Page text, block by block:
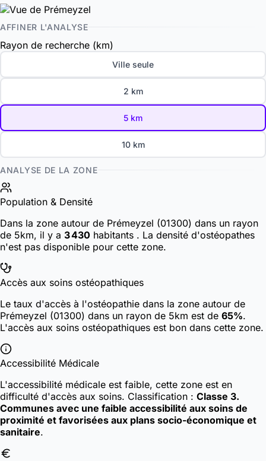
AFFINER L'ANALYSE
Rayon de recherche (km)
Ville seule
2 km
5 km
10 km
ANALYSE DE LA ZONE
Population & Densité
Dans la zone autour de Prémeyzel (01300) dans un rayon
de 5km, il y a 3 430 habitants . La densité d'ostéopathes
n'est pas disponible pour cette zone.
Accès aux soins ostéopathiques
Le taux d'accès à l'ostéopathie dans la zone autour de
Prémeyzel (01300) dans un rayon de 5km est de 65%.
L'accès aux soins ostéopathiques est bon dans cette zone.
Accessibilité Médicale
L'accessibilité médicale est faible, cette zone est en
difficulté d'accès aux soins. Classification : Classe 3.
Communes avec une faible accessibilité aux soins de
proximité et favorisées aux plans socio-économique et
sanitaire.